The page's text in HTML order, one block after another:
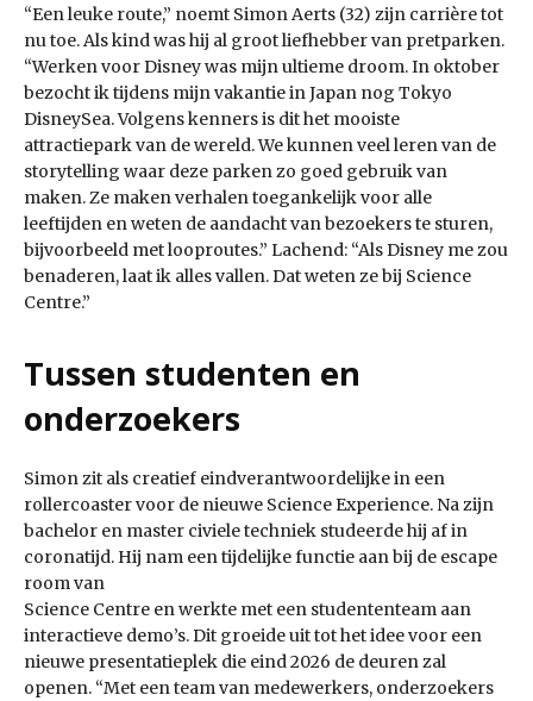
“Een leuke route,” noemt Simon Aerts (32) zijn carrière tot
nu toe. Als kind was hij al groot liefhebber van pretparken.
“Werken voor Disney was mijn ultieme droom. In oktober
bezocht ik tijdens mijn vakantie in Japan nog Tokyo
DisneySea. Volgens kenners is dit het mooiste
attractiepark van de wereld. We kunnen veel leren van de
storytelling waar deze parken zo goed gebruik van
maken. Ze maken verhalen toegankelijk voor alle
leeftijden en weten de aandacht van bezoekers te sturen,
bijvoorbeeld met looproutes.” Lachend: “Als Disney me zou
benaderen, laat ik alles vallen. Dat weten ze bij Science
Centre.”
Tussen studenten en
onderzoekers
Simon zit als creatief eindverantwoordelijke in een
rollercoaster voor de nieuwe Science Experience. Na zijn
bachelor en master civiele techniek studeerde hij af in
coronatijd. Hij nam een tijdelijke functie aan bij de escape
room van
Science Centre en werkte met een studententeam aan
interactieve demo’s. Dit groeide uit tot het idee voor een
nieuwe presentatieplek die eind 2026 de deuren zal
openen. “Met een team van medewerkers, onderzoekers